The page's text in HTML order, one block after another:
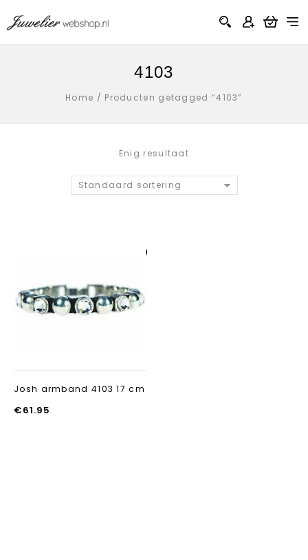
4103
Home / Producten getagged “4103”
Enig resultaat
Standaard sortering
Josh armband 4103 17 cm
€61.95